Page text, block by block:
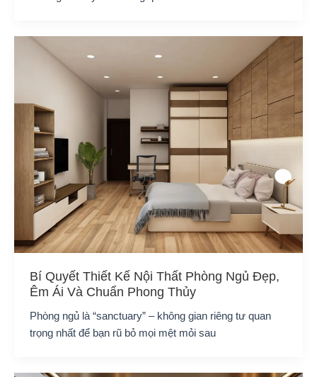
Bí Quyết Thiết Kế Nội Thất Phòng Ngủ Đẹp,
Êm Ái Và Chuẩn Phong Thủy
Phòng ngủ là “sanctuary” – không gian riêng tư quan
trọng nhất để bạn rũ bỏ mọi mệt mỏi sau